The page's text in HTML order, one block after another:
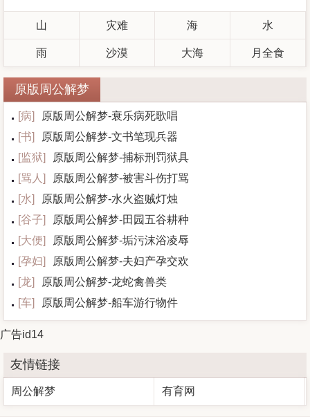
山 灾难 海 水
雨 沙漠 大海 月全食
原版周公解梦
[病]
原版周公解梦-衰乐病死歌唱
[书]
原版周公解梦-文书笔现兵器
[监狱]
原版周公解梦-捕标刑罚狱具
[骂人 ]
原版周公解梦-被害斗伤打骂
[水]
原版周公解梦-水火盗贼灯烛
[谷子]
原版周公解梦-田园五谷耕种
[大便]
原版周公解梦-垢污沫浴凌辱
[孕妇]
原版周公解梦-夫妇产孕交欢
[龙]
原版周公解梦-龙蛇禽兽类
[车] 原版周公解梦-船车游行物件
广告id14
友情链接
周公解梦 有育网